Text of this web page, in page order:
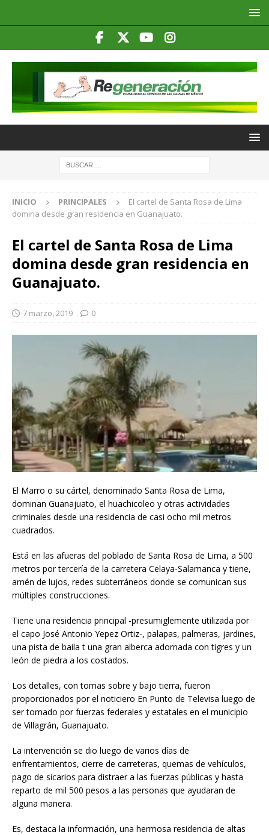
INICIO PRINCIPALES
El cartel de Santa Rosa de Lima
domina desde gran residencia en Guanajuato.
El cartel de Santa Rosa de Lima
domina desde gran residencia en
Guanajuato.
7 marzo, 2019 0
El Marro o su cártel, denominado Santa Rosa de Lima,
dominan Guanajuato, el huachicoleo y otras actividades
criminales desde una residencia de casi ocho mil metros
cuadrados.
Está en las afueras del poblado de Santa Rosa de Lima, a 500
metros por tercería de la carretera Celaya-Salamanca y tiene,
amén de lujos, redes subterráneos donde se comunican sus
múltiples construcciones.
Tiene una residencia principal -presumiglemente utilizada por
el capo José Antonio Yepez Ortiz-, palapas, palmeras, jardines,
una pista de baila t una gran alberca adornada con tigres y un
león de piedra a los costados.
Los detalles, con tomas sobre y bajo tierra, fueron
proporcionados por el noticiero En Punto de Televisa luego de
ser tomado por fuerzas federales y estatales en el municipio
de Villagrán, Guanajuato.
La intervención se dio luego de varios días de
enfrentamientos, cierre de carreteras, quemas de vehículos,
pago de sicarios para distraer a las fuerzas públicas y hasta
reparto de mil 500 pesos a las personas que ayudaran de
alguna manera.
Es, destaca la información, una hermosa residencia de altas